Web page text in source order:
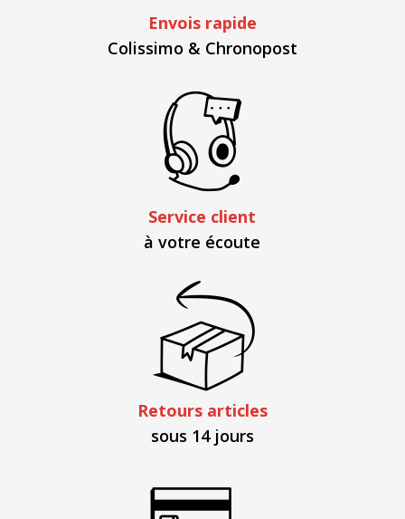
Envois rapide
Colissimo & Chronopost
Service client
à votre écoute
Retours articles
sous 14 jours